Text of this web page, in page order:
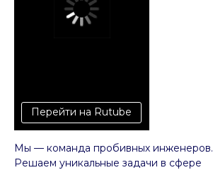
Мы — команда пробивных инженеров.
Решаем уникальные задачи в сфере
Перейти на Rutube